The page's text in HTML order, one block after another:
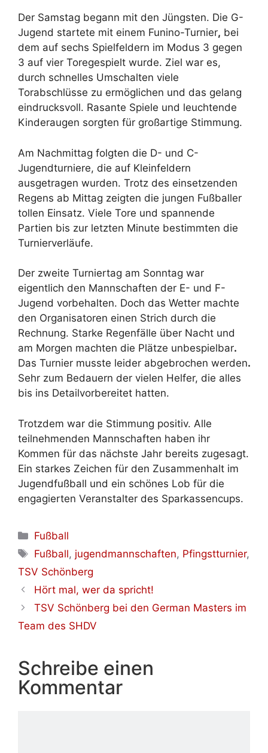
Der Samstag begann mit den Jüngsten. Die G-
Jugend startete mit einem Funino-Turnier, bei
dem auf sechs Spielfeldern im Modus 3 gegen
3 auf vier Toregespielt wurde. Ziel war es,
durch schnelles Umschalten viele
Torabschlüsse zu ermöglichen und das gelang
eindrucksvoll. Rasante Spiele und leuchtende
Kinderaugen sorgten für großartige Stimmung.
Am Nachmittag folgten die D- und C-
Jugendturniere, die auf Kleinfeldern
ausgetragen wurden. Trotz des einsetzenden
Regens ab Mittag zeigten die jungen Fußballer
tollen Einsatz. Viele Tore und spannende
Partien bis zur letzten Minute bestimmten die
Turnierverläufe.
Der zweite Turniertag am Sonntag war
eigentlich den Mannschaften der E- und F-
Jugend vorbehalten. Doch das Wetter machte
den Organisatoren einen Strich durch die
Rechnung. Starke Regenfälle über Nacht und
am Morgen machten die Plätze unbespielbar.
Das Turnier musste leider abgebrochen werden.
Sehr zum Bedauern der vielen Helfer, die alles
bis ins Detailvorbereitet hatten.
Trotzdem war die Stimmung positiv. Alle
teilnehmenden Mannschaften haben ihr
Kommen für das nächste Jahr bereits zugesagt.
Ein starkes Zeichen für den Zusammenhalt im
Jugendfußball und ein schönes Lob für die
engagierten Veranstalter des Sparkassencups.
Kategorien
Fußball
Schlagwörter
Fußball, jugendmannschaften, Pfingstturnier,
TSV Schönberg
Hört mal, wer da spricht!
TSV Schönberg bei den German Masters im
Team des SHDV
Schreibe einen
Kommentar